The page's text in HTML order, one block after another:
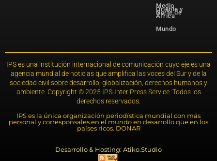
Medio
Oriente y
Norte de
África
Mundo
IPS es una institución internacional de comunicación cuyo eje es una
agencia mundial de noticias que amplifica las voces del Sur y de la
sociedad civil sobre desarrollo, globalización, derechos humanos y
ambiente. Copyright © 2025 IPS-Inter Press Service. Todos los
derechos reservados.
IPS es la única organización periodística mundial con más
personal y corresponsales en el mundo en desarrollo que en los
países ricos. DONAR
Desarrollo & Hosting: Atiko.Studio